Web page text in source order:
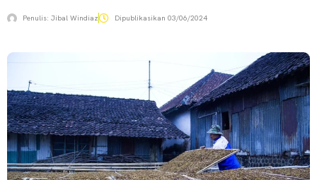
Penulis: Jibal Windiaz Dipublikasikan 03/06/2024